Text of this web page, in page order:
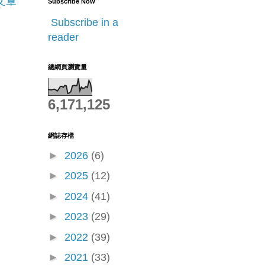
Subscribe in a
reader
總網頁瀏覽量
6,171,125
網誌存檔
► 2026 (6)
► 2025 (12)
► 2024 (41)
► 2023 (29)
► 2022 (39)
► 2021 (33)